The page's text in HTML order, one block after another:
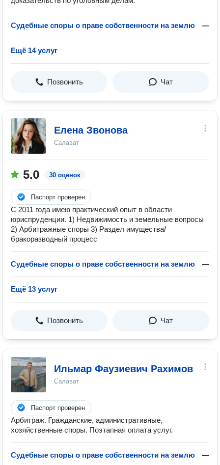
Судебные споры о праве собственности на землю —
Ещё 14 услуг
Позвонить Чат
Елена Звонова
Салават
5.0 30 оценок
Паспорт проверен
С 2011 года имею практический опыт в области
юриспруденции. 1) Недвижимость и земельные вопросы
2) Арбитражные споры 3) Раздел имущества/
бракоразводный процесс
Судебные споры о праве собственности на землю —
Ещё 13 услуг
Позвонить Чат
Ильмар Фаузиевич Рахимов
Салават
Паспорт проверен
Арбитраж. Гражданские, административные,
хозяйственные споры. Поэтапная оплата услуг.
Судебные споры о праве собственности на землю —